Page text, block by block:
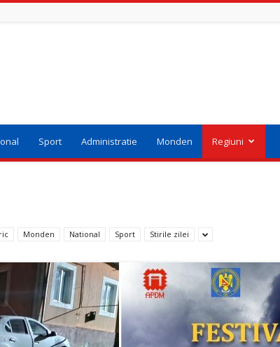
Sport Administratie Monden Regiuni
Monden National Sport Stirile zilei